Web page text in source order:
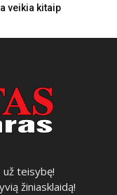
veikia kitaip
teisybę!
žiniasklaidą!